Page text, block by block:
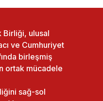
Birliği, ulusal
ve Cumhuriyet
birleşmiş
ortak mücadele
sağ-sol